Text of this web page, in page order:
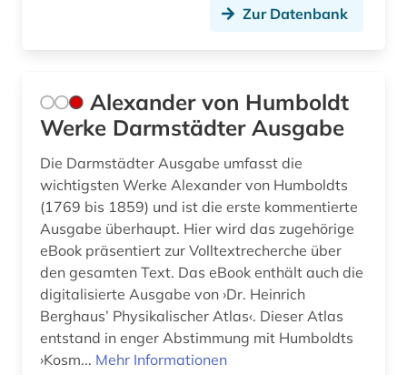
fachinformationsdienst (1)
fahrzeugtechnik (1)
familienunternehmen (1)
fernerkundung (7)
feststoffkunde (1)
fid asien (1)
Zur Datenbank
Alexander von Humboldt
Werke Darmstädter Ausgabe
Die Darmstädter Ausgabe umfasst die
wichtigsten Werke Alexander von Humboldts
(1769 bis 1859) und ist die erste kommentierte
Ausgabe überhaupt. Hier wird das zugehörige
eBook präsentiert zur Volltextrecherche über
den gesamten Text. Das eBook enthält auch die
digitalisierte Ausgabe von ›Dr. Heinrich
Berghaus’ Physikalischer Atlas‹. Dieser Atlas
entstand in enger Abstimmung mit Humboldts
›Kosm... Mehr Informationen